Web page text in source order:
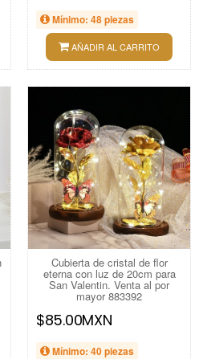
Mínimo: 48 piezas
AÑADIR AL CARRITO
Cubierta de cristal de flor
eterna con luz de 20cm para
San Valentin. Venta al por
mayor 883392
$85.00MXN
Mínimo: 40 piezas